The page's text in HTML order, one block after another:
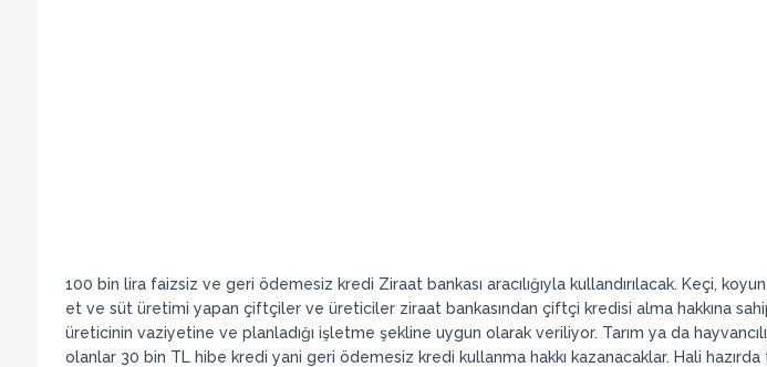
100 bin lira faizsiz ve geri ödemesiz kredi Ziraat bankası aracılığıyla kullandırılacak. Keçi,
et ve süt üretimi yapan çiftçiler ve üreticiler ziraat bankasından çiftçi kredisi alma hakkına
üreticinin vaziyetine ve planladığı işletme şekline uygun olarak veriliyor. Tarım ya da
olanlar 30 bin TL hibe kredi yani geri ödemesiz kredi kullanma hakkı kazanacaklar. Hali hazırda